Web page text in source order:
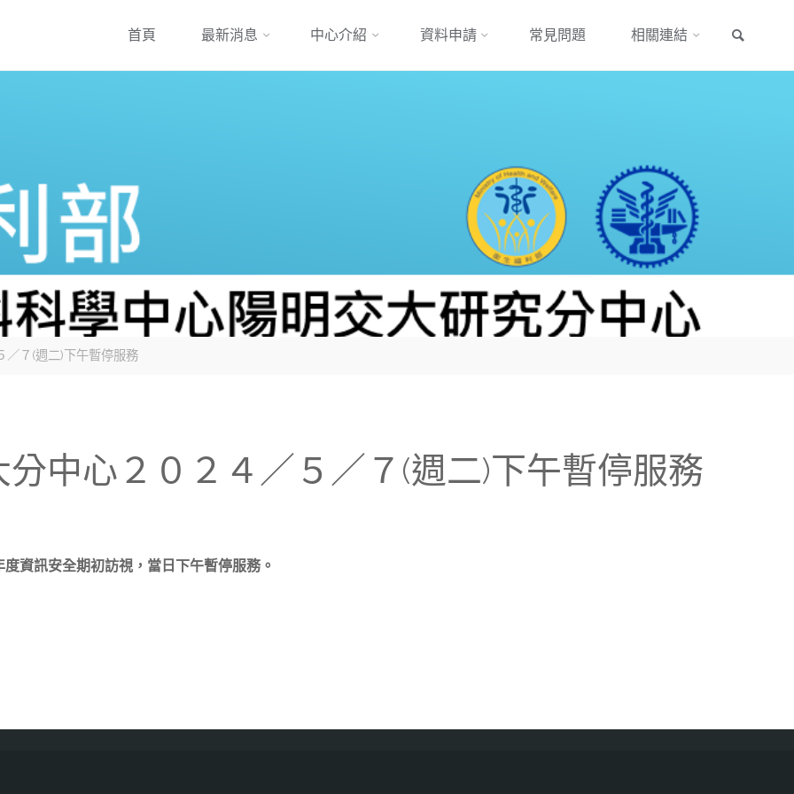
跳
到
首頁 最新消息 中心介紹 資料申請 常見問題 相關連結
／７(週二)下午暫停服務
中心２０２４／５／７(週二)下午暫停服務
資訊安全期初訪視，當日下午暫停服務。